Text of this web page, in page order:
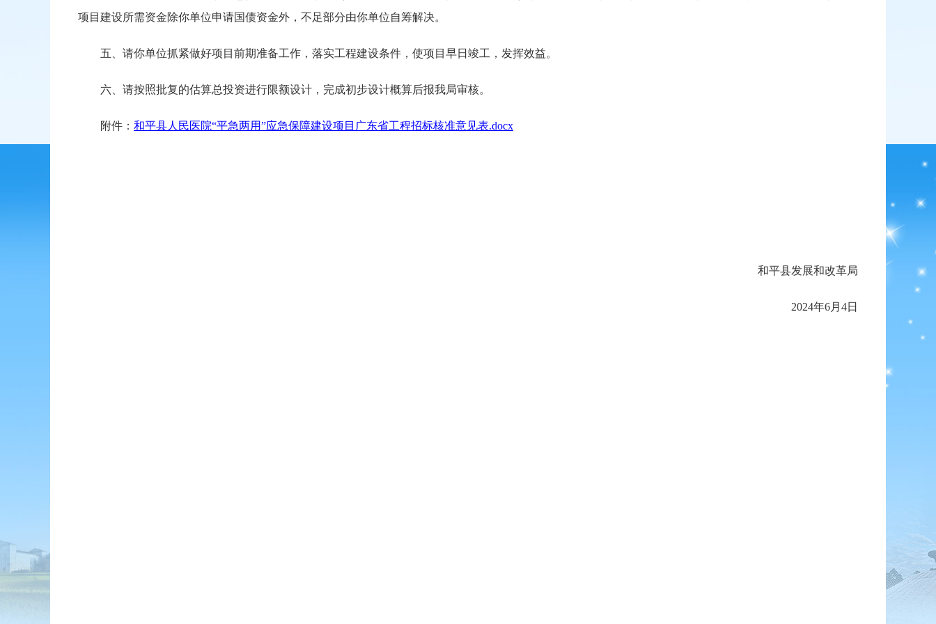
项目建设所需资金除你单位申请国债资金外，不足部分由你单位自筹解决。
五、请你单位抓紧做好项目前期准备工作，落实工程建设条件，使项目早日竣工，发挥效益。
六、请按照批复的估算总投资进行限额设计，完成初步设计概算后报我局审核。
附件： 和平县人民医院“平急两用”应急保障建设项目广东省工程招标核准意见表.docx
和平县发展和改革局
2024年6月4日